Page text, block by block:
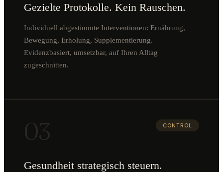
Gezielte Protokolle. Kein Rauschen.
Individuell abgestimmte Interventionen: Ernährung,
Bewegung, Erholung, Supplementierung.
Evidenzbasiert, umsetzbar, auf Ihren Alltag
zugeschnitten.
03 CONTROL
Gesundheit strategisch steuern.